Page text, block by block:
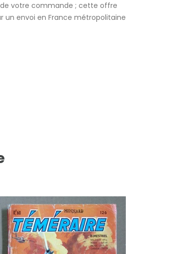
votre commande ; cette offre
un envoi en France métropolitaine